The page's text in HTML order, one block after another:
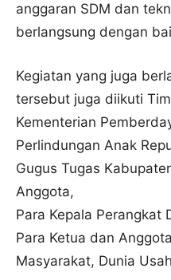
anggaran SDM dan
berlangsung dengan
Kegiatan yang juga
tersebut juga diikuti
Kementerian
Perlindungan Anak
Gugus Tugas
Anggota,
Para Kepala Perangkat
Para Ketua dan
Masyarakat, Dunia